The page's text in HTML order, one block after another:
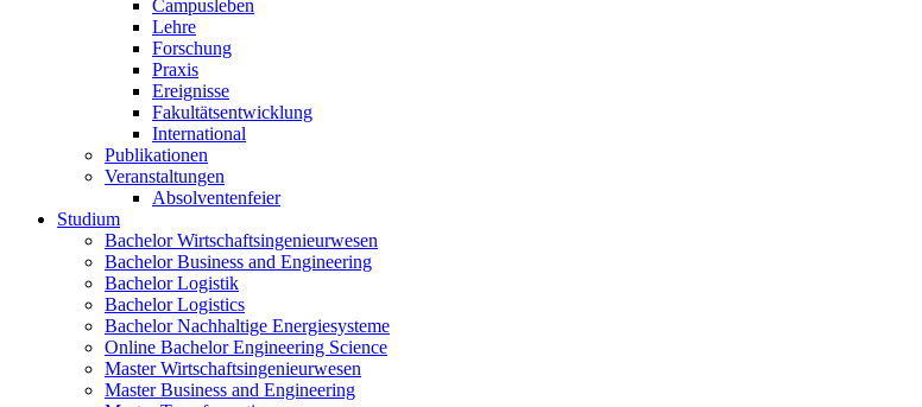
Campusleben
Lehre
Forschung
Praxis
Ereignisse
Fakultätsentwicklung
International
Publikationen
Veranstaltungen
Absolventenfeier
Studium
Bachelor Wirtschaftsingenieurwesen
Bachelor Business and Engineering
Bachelor Logistik
Bachelor Logistics
Bachelor Nachhaltige Energiesysteme
Online Bachelor Engineering Science
Master Wirtschaftsingenieurwesen
Master Business and Engineering